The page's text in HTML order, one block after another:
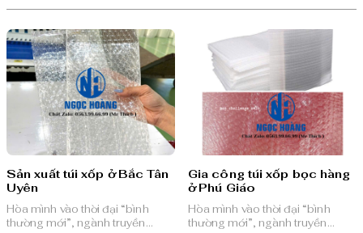
Sản xuất túi xốp ở Bắc Tân
Uyên
Hòa mình vào thời đại “bình
thường mới”, ngành truyền
Gia công túi xốp bọc hàng
ở Phú Giáo
Hòa mình vào thời đại “bình
thường mới”, ngành truyền